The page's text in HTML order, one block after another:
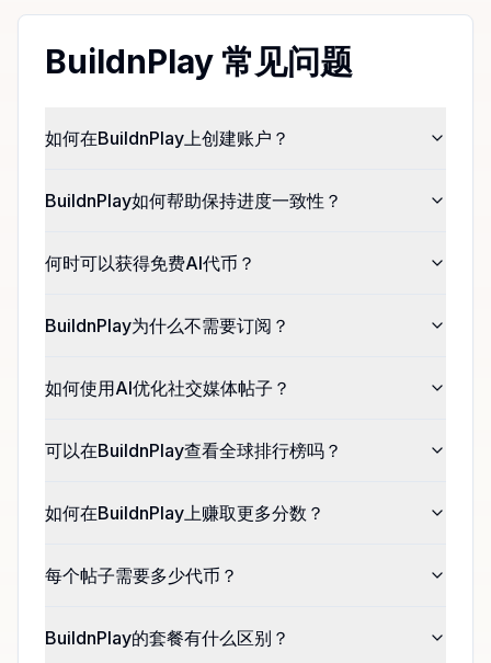
BuildnPlay 常见问题
如何在BuildnPlay上创建账户？
BuildnPlay如何帮助保持进度一致性？
何时可以获得免费AI代币？
BuildnPlay为什么不需要订阅？
如何使用AI优化社交媒体帖子？
可以在BuildnPlay查看全球排行榜吗？
如何在BuildnPlay上赚取更多分数？
每个帖子需要多少代币？
BuildnPlay的套餐有什么区别？